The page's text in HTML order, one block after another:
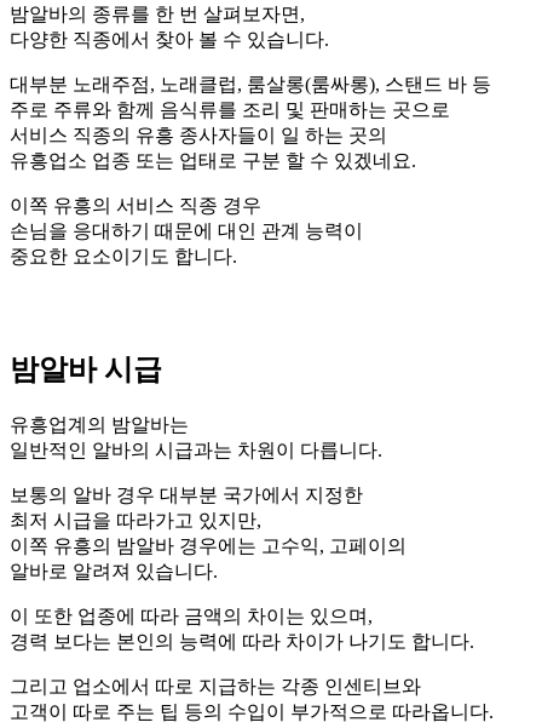
밤알바의 종류를 한 번 살펴보자면,
다양한 직종에서 찾아 볼 수 있습니다.
대부분 노래주점, 노래클럽, 룸살롱(룸싸롱), 스탠드 바 등
주로 주류와 함께 음식류를 조리 및 판매하는 곳으로
서비스 직종의 유흥 종사자들이 일 하는 곳의
유흥업소 업종 또는 업태로 구분 할 수 있겠네요.
이쪽 유흥의 서비스 직종 경우
손님을 응대하기 때문에 대인 관계 능력이
중요한 요소이기도 합니다.
밤알바 시급
유흥업계의 밤알바는
일반적인 알바의 시급과는 차원이 다릅니다.
보통의 알바 경우 대부분 국가에서 지정한
최저 시급을 따라가고 있지만,
이쪽 유흥의 밤알바 경우에는 고수익, 고페이의
알바로 알려져 있습니다.
이 또한 업종에 따라 금액의 차이는 있으며,
경력 보다는 본인의 능력에 따라 차이가 나기도 합니다.
그리고 업소에서 따로 지급하는 각종 인센티브와
고객이 따로 주는 팁 등의 수입이 부가적으로 따라옵니다.